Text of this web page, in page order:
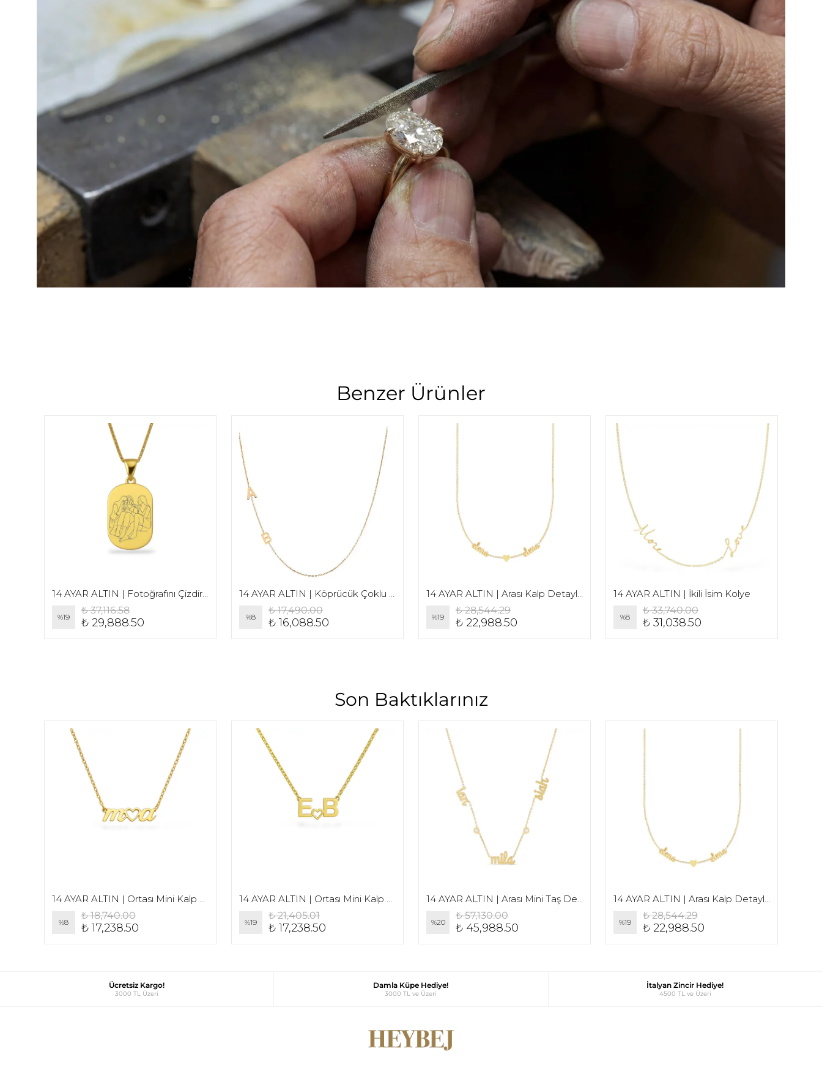
Benzer Ürünler
%19
₺ 37,116.58
₺ 29,888.50 %8
₺ 17,490.00
₺ 16,088.50 %19
₺ 28,544.29
₺ 22,988.50
14 AYAR ALTIN | İkili İsim Kolye
%8
₺ 33,740.00
₺ 31,038.50
Son Baktıklarınız
%8
₺ 18,740.00
₺ 17,238.50 %19
₺ 21,405.01
₺ 17,238.50 %20
₺ 57,130.00
₺ 45,988.50 %19
₺ 28,544.29
₺ 22,988.50
Ücretsiz Kargo!
3000 TL Üzeri
Damla Küpe Hediye!
3000 TL ve Üzeri
İtalyan Zincir Hediye!
4500 TL ve Üzeri